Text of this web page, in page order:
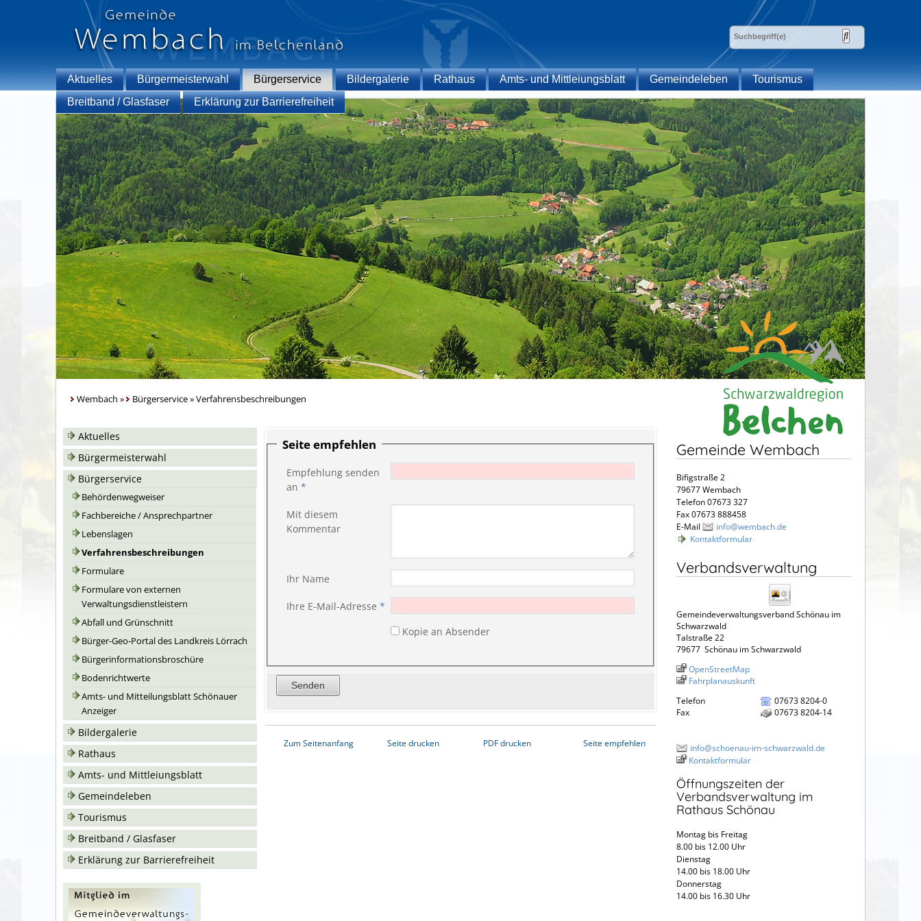
Aktuelles Bürgermeisterwahl Bürgerservice Bildergalerie Rathaus Amts- und Mittleiungsblatt Gemeindeleben
Tourismus
Breitband / Glasfaser
Erklärung zur Barrierefreiheit
Wembach » Bürgerservice»Verfahrensbeschreibungen
Aktuelles
Bürgermeisterwahl
Bürgerservice
Behördenwegweiser
Fachbereiche / Ansprechpartner
Lebenslagen
Verfahrensbeschreibungen
Formulare
Formulare von externen
Verwaltungsdienstleistern
Abfall und Grünschnitt
Bürger-Geo-Portal des Landkreis Lörrach
Bürgerinformationsbroschüre
Bodenrichtwerte
Amts- und Mitteilungsblatt Schönauer
Anzeiger
Bildergalerie
Rathaus
Amts- und Mittleiungsblatt
Gemeindeleben
Tourismus
Breitband / Glasfaser
Erklärung zur Barrierefreiheit
Seite empfehlen
Empfehlung senden
an *
Mit diesem
Kommentar
Ihr Name
Ihre E-Mail-Adresse *
Kopie an Absender
Zum Seitenanfang Seite drucken PDF drucken Seite empfehlen
Gemeinde Wembach
Bifigstraße 2
79677 Wembach
Telefon 07673 327
Fax 07673 888458
E-Mail
info@wembach.de
Kontaktformular
Verbandsverwaltung
Gemeindeverwaltungsverband Schönau im
Schwarzwald
Talstraße 22
79677 Schönau im Schwarzwald
OpenStreetMap
Fahrplanauskunft
Telefon
07673 8204-0
Fax
07673 8204-14
info@schoenau-im-schwarzwald.de
Kontaktformular
Öffnungszeiten der
Verbandsverwaltung im
Rathaus Schönau
Montag bis Freitag
8.00 bis 12.00 Uhr
Dienstag
14.00 bis 18.00 Uhr
Donnerstag
14.00 bis 16.30 Uhr